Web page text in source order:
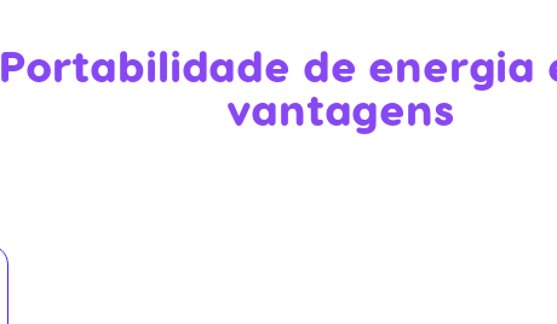
Portabilidade de energia
vantagens